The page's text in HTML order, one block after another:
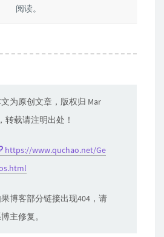
阅读。
为原创文章，版权归 Mar
转载请注明出处！
https://www.quchao.net/Ge
博客部分链接出现404，请
主修复。